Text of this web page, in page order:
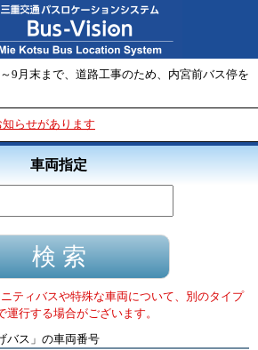
～9月末まで、道路工事のため、内宮前バス停を
らせがあります
車両指定
ティバスや特殊な車両について、別のタイプ
運行する場合がございます。
バス 」 の車両番号